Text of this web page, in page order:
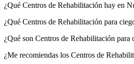
¿Qué Centros de Rehabilitación hay en
¿Qué Centros de Rehabilitación para
¿Qué son Centros de Rehabilitación
¿Me recomiendas los Centros de